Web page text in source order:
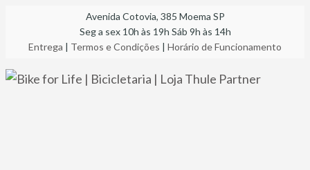
conteúdo
Avenida Cotovia, 385 Moema SP
Seg a sex 10h às 19h Sáb 9h às 14h
Entrega | Termos e Condições | Horário de Funcionamento